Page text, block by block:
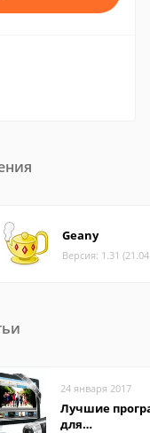
Geany
Версия: 1.31
24 января 2017
Лучшие
для